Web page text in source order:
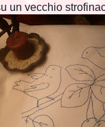
un vecchio